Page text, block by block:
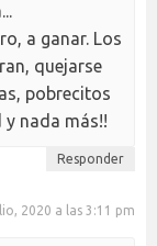
a ganar. Los
quejarse
pobrecitos
y nada más!!
Responder
2020 a las 3:11 pm